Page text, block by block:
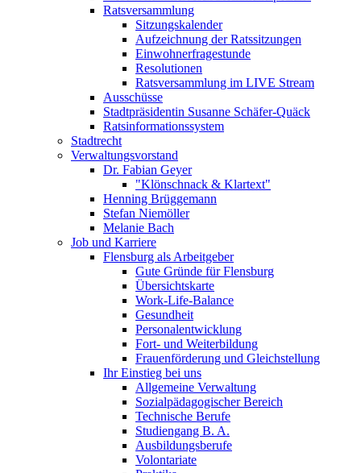
Ratsversammlung
Sitzungskalender
Aufzeichnung der Ratssitzungen
Einwohnerfragestunde
Resolutionen
Ratsversammlung im LIVE Stream
Ausschüsse
Stadtpräsidentin Susanne Schäfer-Quäck
Ratsinformationssystem
Stadtrecht
Verwaltungsvorstand
Dr. Fabian Geyer
"Klönschnack & Klartext"
Henning Brüggemann
Stefan Niemöller
Melanie Bach
Job und Karriere
Flensburg als Arbeitgeber
Gute Gründe für Flensburg
Übersichtskarte
Work-Life-Balance
Gesundheit
Personalentwicklung
Fort- und Weiterbildung
Frauenförderung und Gleichstellung
Ihr Einstieg bei uns
Allgemeine Verwaltung
Sozialpädagogischer Bereich
Technische Berufe
Studiengang B. A.
Ausbildungsberufe
Volontariate